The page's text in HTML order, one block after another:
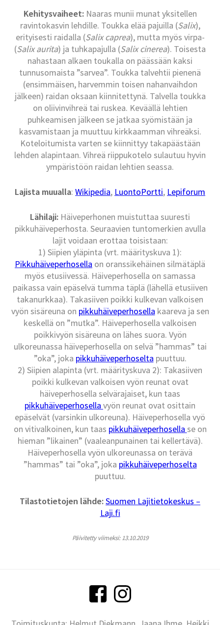
Kehitysvaiheet:Naaras munii munat yksitellen
ravintokasvin lehdille. Toukka elää pajuilla (Salix),
erityisesti raidalla (Salix caprea), mutta myös virpa-
(Salix aurita) ja tuhkapajulla (Salix cinerea). Toisesta
nahastaan alkaen toukalla on päässään kaksi
tunnusomaista ”sarvea”. Toukka talvehtii pienenä
(ensimmäisen, harvemmin toisen nahanvaihdon
jälkeen) raidan oksaan kiinnitettynä. Talvella toukka
on oliivinvihreä tai ruskea. Keväällä lehtien
puhkeamisen jälkeen se jatkaa syömistään ja
kasvamistaan ja muuttuu kirkkaamman vihreäksi.
Koteloitumista varten se kiinnittyy takapäästään
lehden alapintaan. Vihreä riippukotelo sulautuu hyvin
ympäristöön raidan lehtien seassa.
Lajista muualla: Wikipedia, LuontoPortti, Lepiforum
Lähilaji: Häiveperhonen muistuttaa suuresti
pikkuhäiveperhosta. Seuraavien tuntomerkien avulla
lajit voidaan erottaa toisistaan:
1) Siipien yläpinta (vrt. määrityskuva 1):
Pikkuhäiveperhosella on oranssikehäinen silmätäplä
myös etusiivessä. Häiveperhosella on samassa
paikassa vain epäselvä tumma täplä (lähellä etusiiven
takanurkkaa). Takasiiven poikki kulkevan valkoisen
vyön sisäreuna on pikkuhäiveperhosella kaareva ja sen
keskellä on ”mutka”. Häiveperhosella valkoisen
poikkivyön sisäreuna on lähes suora. Vyön
ulkoreunassa häiveperhosella on selvä ”hammas” tai
”oka”, joka pikkuhäiveperhoselta puuttuu.
2) Siipien alapinta (vrt. määrityskuva 2): Takasiiven
poikki kulkevan valkoisen vyön reunat ovat
häiveperhosella selvärajaiset, kun taas
pikkuhäiveperhosella vyön reunat ovat osittain
epäselvät (varsinkin ulkoreuna). Häiveperhosella vyö
on vitivalkoinen, kun taas pikkuhäiveperhosella se on
hieman ”likainen” (vaaleanpunainen tai kellertävä).
Häiveperhosella vyön ulkoreunassa on terävä
”hammas” tai ”oka”, joka pikkuhäiveperhoselta
puuttuu.
Tilastotietojen lähde:Suomen Lajitietokeskus –
Laji.fi
Päivitetty viimeksi: 13.10.2019